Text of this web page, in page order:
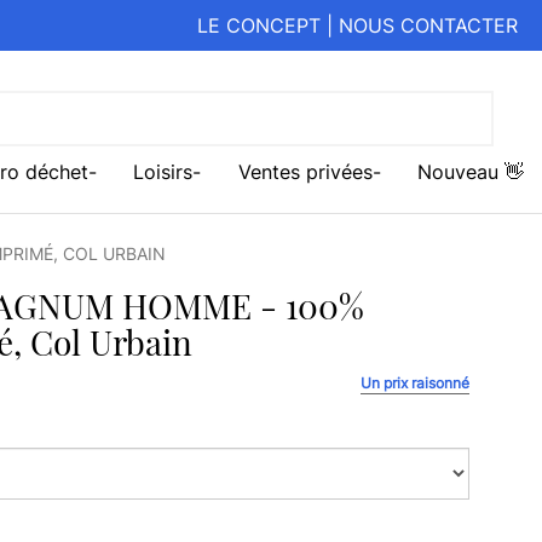
LE CONCEPT NOUS CONTACTER
déchet Loisirs Ventes privées Nouveau 👋
COL URBAIN
HOMME - 100%
Col Urbain
Un prix raisonné